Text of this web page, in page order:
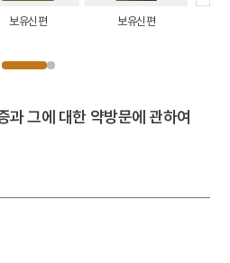
과 그에 대한 약방문에 관하여
보유신편 보유신편